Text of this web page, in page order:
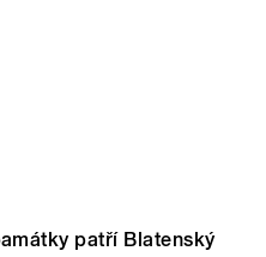
patří Blatenský